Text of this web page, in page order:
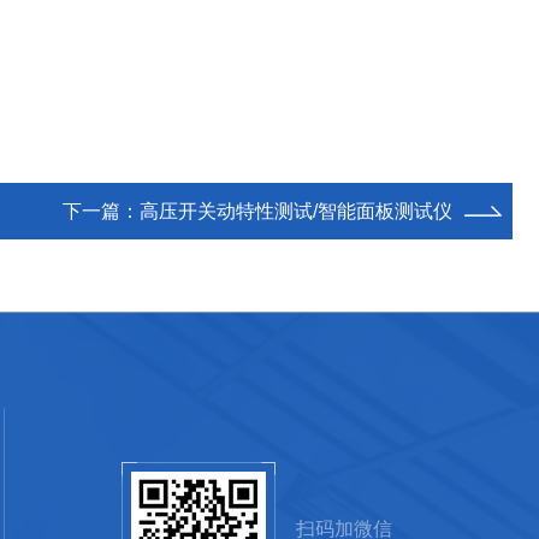
下一篇： 高压开关动特性测试/智能面板测试仪
扫码加微信